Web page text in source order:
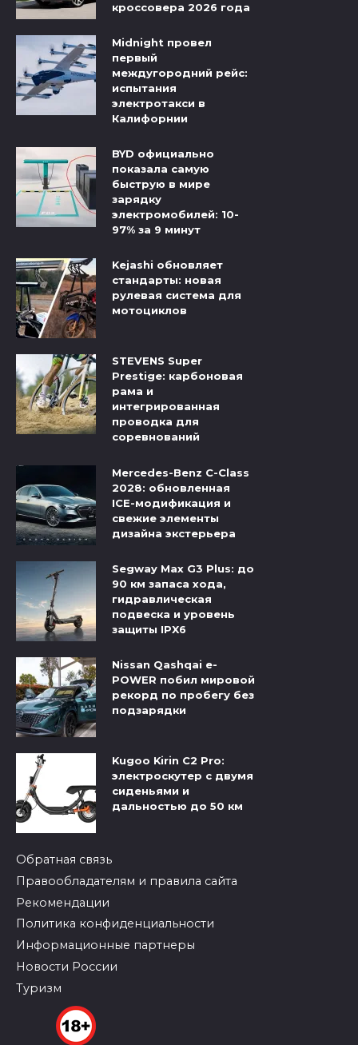
кроссовера 2026 года
Midnight провел
первый
междугородний рейс:
испытания
электротакси в
Калифорнии
BYD официально
показала самую
быструю в мире
зарядку
электромобилей: 10-
97% за 9 минут
Kejashi обновляет
стандарты: новая
рулевая система для
мотоциклов
STEVENS Super
Prestige: карбоновая
рама и
интегрированная
проводка для
соревнований
Mercedes-Benz C-Class
2028: обновленная
ICE-модификация и
свежие элементы
дизайна экстерьера
Segway Max G3 Plus: до
90 км запаса хода,
гидравлическая
подвеска и уровень
защиты IPX6
Nissan Qashqai e-
POWER побил мировой
рекорд по пробегу без
подзарядки
Kugoo Kirin C2 Pro:
электроскутер с двумя
сиденьями и
дальностью до 50 км
Обратная связь
Правообладателям и правила сайта
Рекомендации
Политика конфиденциальности
Информационные партнеры
Новости России
Туризм